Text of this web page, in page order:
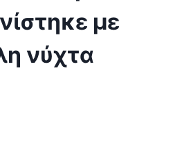
με
νύχτα